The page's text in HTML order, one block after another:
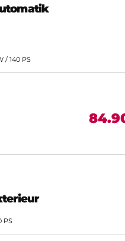
/ 140 PS
PS